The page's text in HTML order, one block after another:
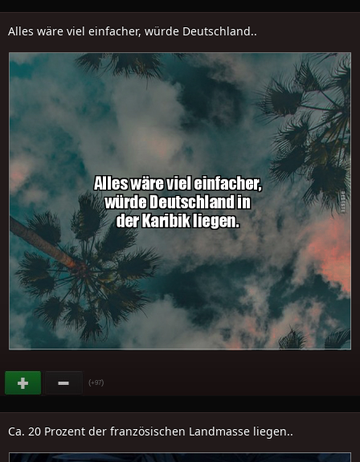
Alles wäre viel einfacher, würde Deutschland..
(+97)
Ca. 20 Prozent der französischen Landmasse liegen..